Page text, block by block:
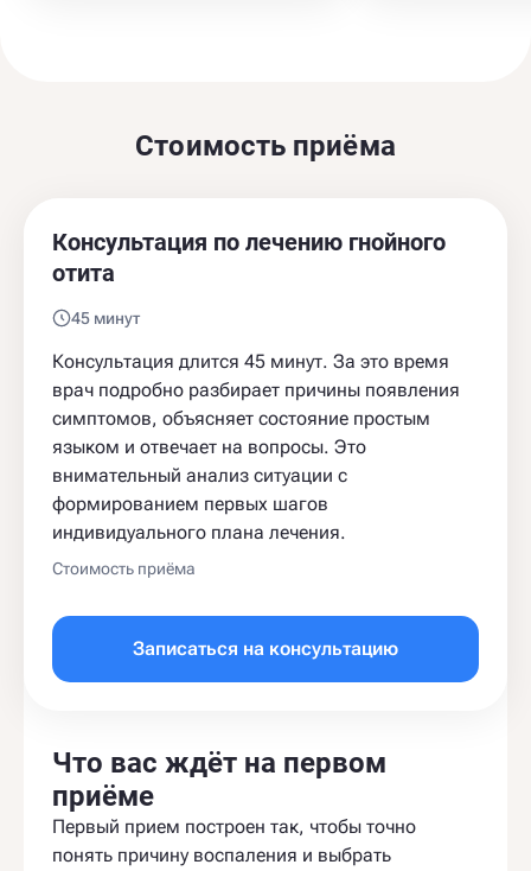
Стоимость приёма
Консультация по лечению гнойного
отита
45 минут
Консультация длится 45 минут. За это время
врач подробно разбирает причины появления
симптомов, объясняет состояние простым
языком и отвечает на вопросы. Это
внимательный анализ ситуации с
формированием первых шагов
индивидуального плана лечения.
Стоимость приёма
Записаться на консультацию
Что вас ждёт на первом
приёме
Первый прием построен так, чтобы точно
понять причину воспаления и выбрать